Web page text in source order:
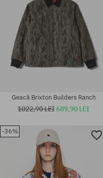
Mărimi existente:
Geacă Brixton Builders Ranch
1022,90 LEI689,90 LEI
-36%